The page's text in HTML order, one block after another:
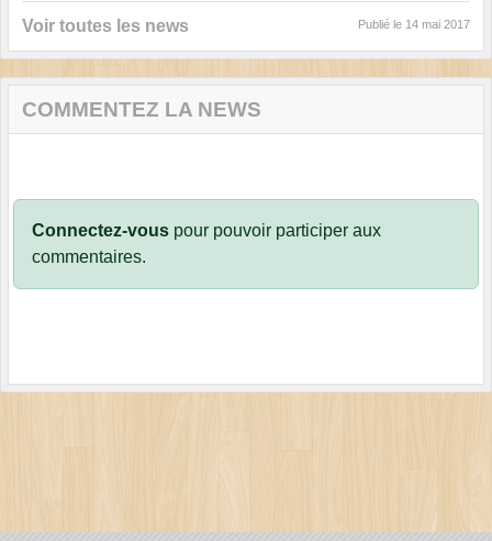
Voir toutes les news Publié le 14 mai 2017
COMMENTEZ LA NEWS
Connectez-vous pour pouvoir participer aux
commentaires.